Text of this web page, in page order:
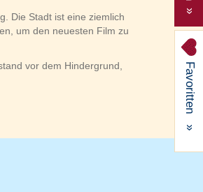
Favoritten
»
Die Stadt ist eine ziemlich
um den neuesten Film zu
vor dem Hindergrund,